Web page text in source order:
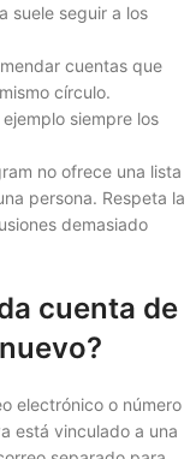
suele seguir a los
cuentas que
círculo.
siempre los
no ofrece una lista
persona. Respeta la
demasiado
cuenta de
electrónico o número
está vinculado a una